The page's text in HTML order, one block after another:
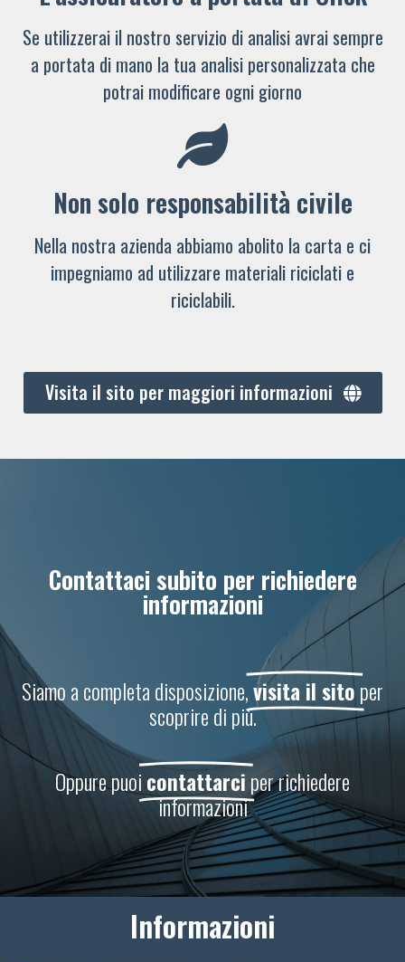
Se utilizzerai il nostro servizio di analisi avrai sempre
a portata di mano la tua analisi personalizzata che
potrai modificare ogni giorno
Non solo responsabilità civile
Nella nostra azienda abbiamo abolito la carta e ci
impegniamo ad utilizzare materiali riciclati e
riciclabili.
Visita il sito per maggiori informazioni
Contattaci subito per richiedere
informazioni
Siamo a completa disposizione,visita il sitoper
scoprire di più.
Oppure puoicontattarciper richiedere
informazioni
Informazioni